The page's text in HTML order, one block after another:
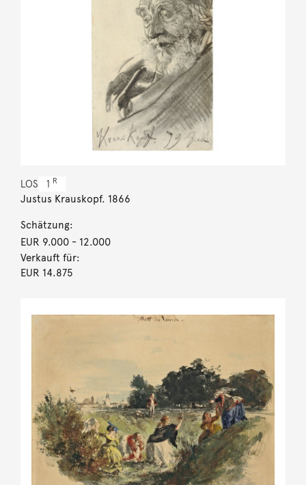
LOS 1 R
Justus Krauskopf. 1866
Schätzung:
EUR 9.000- 12.000
Verkauft für:
EUR 14.875